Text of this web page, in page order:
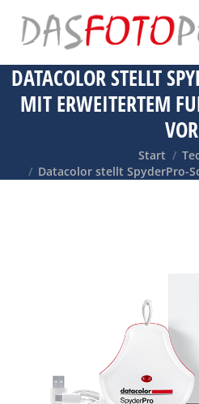
DATACOLOR STELLT
MIT ERWEITERTEM
VOR
Sie befinden sich hier:
Start
Datacolor stellt SpyderPro-